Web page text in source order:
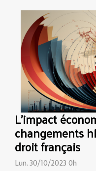
L'impact
changements
droit français
Lun. 30/10/2023 0h